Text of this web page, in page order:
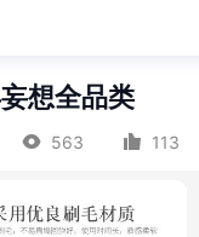
想全品类
563 113